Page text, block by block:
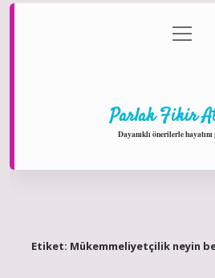
Gizlilik Politikası
menüyü
aç
Parlak Fikir
Dayanıklı önerilerle
Etiket: Mükemmeliyetçilik neyin